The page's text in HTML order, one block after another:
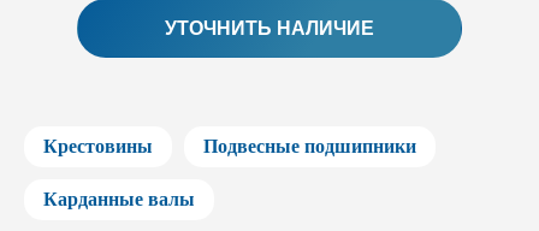
УТОЧНИТЬ НАЛИЧИЕ
Крестовины Подвесные подшипники
Карданные валы